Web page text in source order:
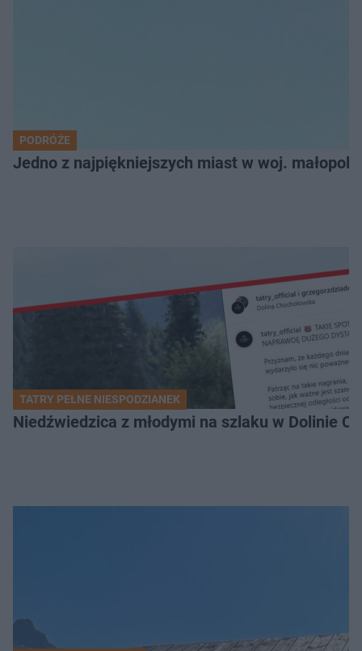
PODRÓŻE
Jedno z najpiękniejszych miast w woj.
TATRY PEŁNE NIESPODZIANEK
Niedźwiedzica z młodymi na szlaku w Dolinie